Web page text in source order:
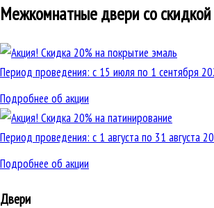
Межкомнатные двери со скидкой
Период проведения: с 15 июля по 1 сентября
Подробнее об акции
Период проведения: с 1 августа по 31 августа
Подробнее об акции
Двери